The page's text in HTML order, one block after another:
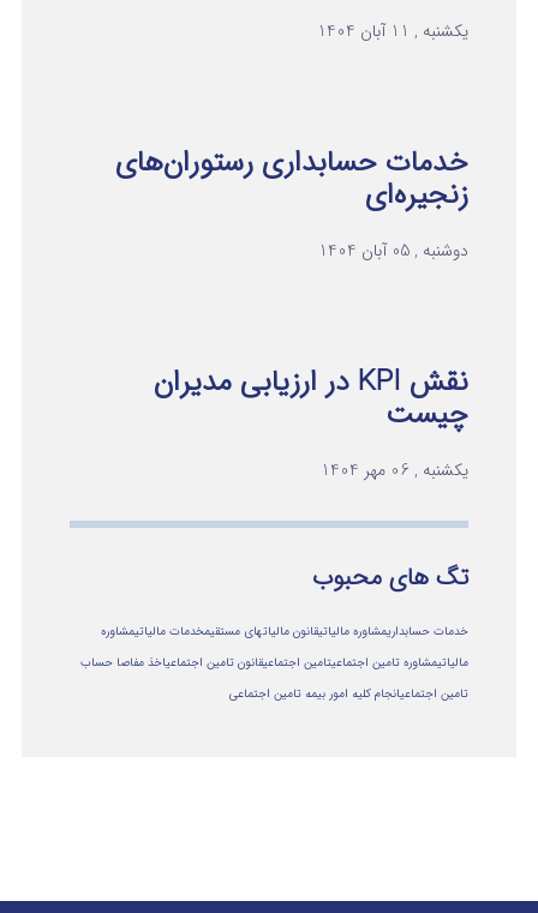
یکشنبه , 11 آبان 1404
خدمات حسابداری رستوران‌های
زنجیره‌ای
دوشنبه , 05 آبان 1404
نقش KPI در ارزیابی مدیران
چیست
یکشنبه , 06 مهر 1404
تگ های محبوب
خدمات حسابداریمشاوره مالیاتیقانون مالیاتهای مستقیمخدمات مالیاتیمشاوره
مالياتيمشاوره تامین اجتماعیتامین اجتماعیقانون تامین اجتماعیاخذ مفاصا حساب
تامین اجتماعیانجام کلیه امور بیمه تامین اجتماعی